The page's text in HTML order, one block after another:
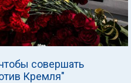
совершать
Кремля"